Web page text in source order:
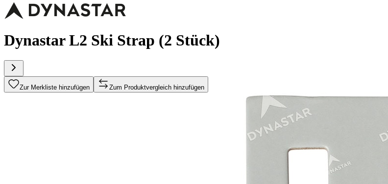
Dynastar L2 Ski Strap (2 Stück)
Zur Merkliste hinzufügen Zum Produktvergleich hinzufügen